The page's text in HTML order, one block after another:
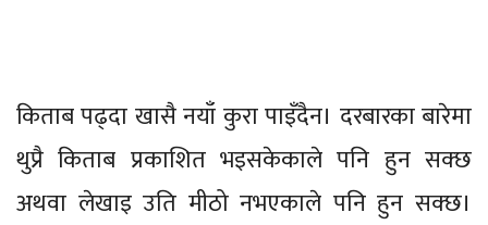
किताब पढ्दा खासै नयाँ कुरा पाइँदैन। दरबारका बारेमा
थुप्रै किताब प्रकाशित भइसकेकाले पनि हुन सक्छ
अथवा लेखाइ उति मीठो नभएकाले पनि हुन सक्छ।